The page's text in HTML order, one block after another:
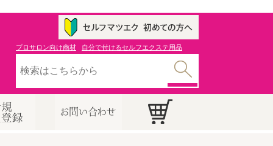
プロサロン向け商材 自分で付けるセルフエクステ用品